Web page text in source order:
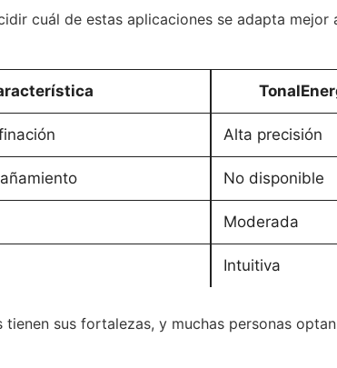
cuál de estas aplicaciones se adapta
Alta precisión
No disponible
Moderada
Intuitiva
tienen sus fortalezas, y muchas personas